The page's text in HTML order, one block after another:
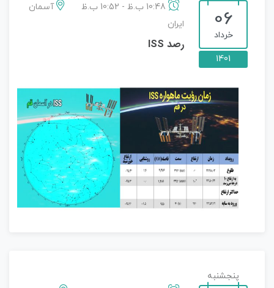
06
خرداد
1401
آسمان
ایران
رصد ISS
پنجشنبه